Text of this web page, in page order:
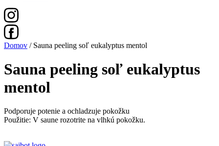
Domov / Sauna peeling soľ eukalyptus mentol
Sauna peeling soľ eukalyptus
mentol
Podporuje potenie a ochladzuje pokožku
Použitie: V saune rozotrite na vlhkú pokožku.